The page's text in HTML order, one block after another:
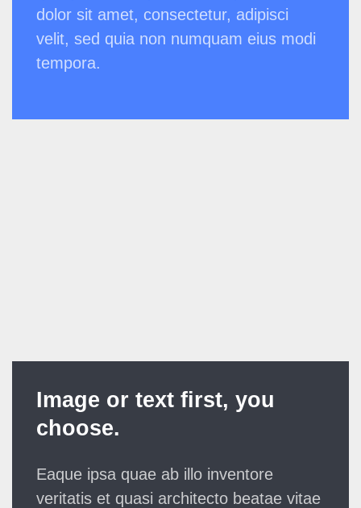
dolor sit amet, consectetur, adipisci
velit, sed quia non numquam eius modi
tempora.
Image or text first, you
choose.
Eaque ipsa quae ab illo inventore
veritatis et quasi architecto beatae vitae